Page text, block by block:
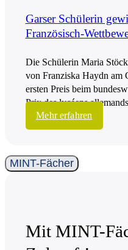
Garser Schülerin
Französisch-
Die Schülerin Maria
von Franziska Haydn am
ersten Preis beim
Prix des lycéens
Mehr erfahren
MINT-Fächer
Mit MINT-